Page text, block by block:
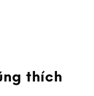
thích